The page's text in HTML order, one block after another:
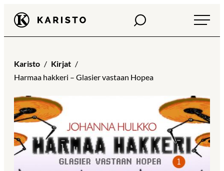
Siirry
suoraan
sisältöön
Karisto Haku
Karisto
Kirjat
Harmaa hakkeri – Glasier vastaan Hopea